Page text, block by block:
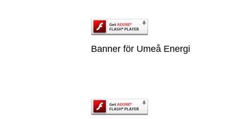
Banner för Umeå Energi